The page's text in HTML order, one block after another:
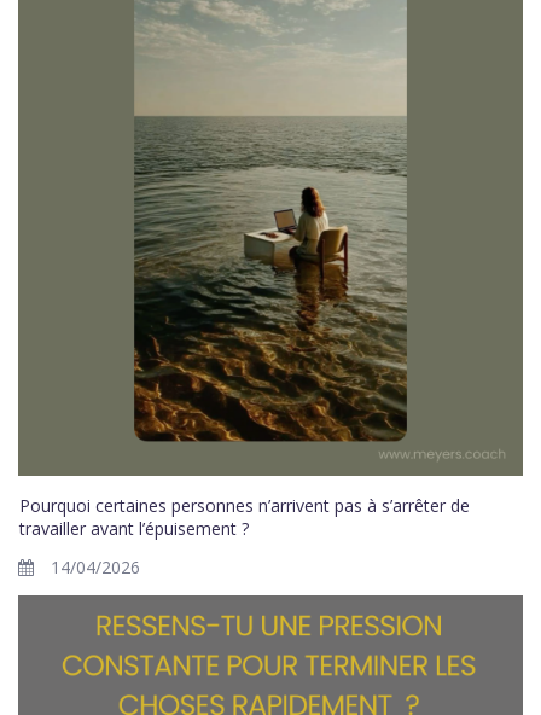
Pourquoi certaines personnes n’arrivent pas à s’arrêter de
travailler avant l’épuisement ?
14/04/2026